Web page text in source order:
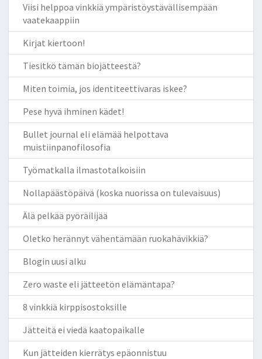
Viisi helppoa vinkkiä ympäristöystävällisempään
vaatekaappiin
Kirjat kiertoon!
Tiesitkö tämän biojätteestä?
Miten toimia, jos identiteettivaras iskee?
Pese hyvä ihminen kädet!
Bullet journal eli elämää helpottava
muistiinpanofilosofia
Työmatkalla ilmastotalkoisiin
Nollapäästöpäivä (koska nuorissa on tulevaisuus)
Älä pelkää pyöräilijää
Oletko herännyt vähentämään ruokahävikkiä?
Blogin uusi alku
Zero waste eli jätteetön elämäntapa?
8 vinkkiä kirppisostoksille
Jätteitä ei viedä kaatopaikalle
Kun jätteiden kierrätys epäonnistuu